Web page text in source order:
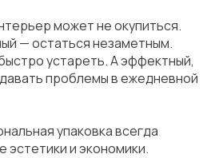
может не окупиться.
— остаться незаметным.
устареть. А эффектный,
проблемы в ежедневной
упаковка всегда
эстетики и экономики.